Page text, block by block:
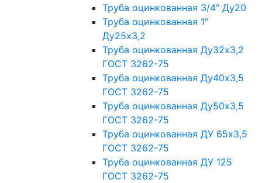
Труба оцинкованная 3/4″ Ду20
Труба оцинкованная 1″
Ду25х3,2
Труба оцинкованная Ду32х3,2
ГОСТ 3262-75
Труба оцинкованная Ду40х3,5
ГОСТ 3262-75
Труба оцинкованная Ду50х3,5
ГОСТ 3262-75
Труба оцинкованная ДУ 65х3,5
ГОСТ 3262-75
Труба оцинкованная ДУ 125
ГОСТ 3262-75